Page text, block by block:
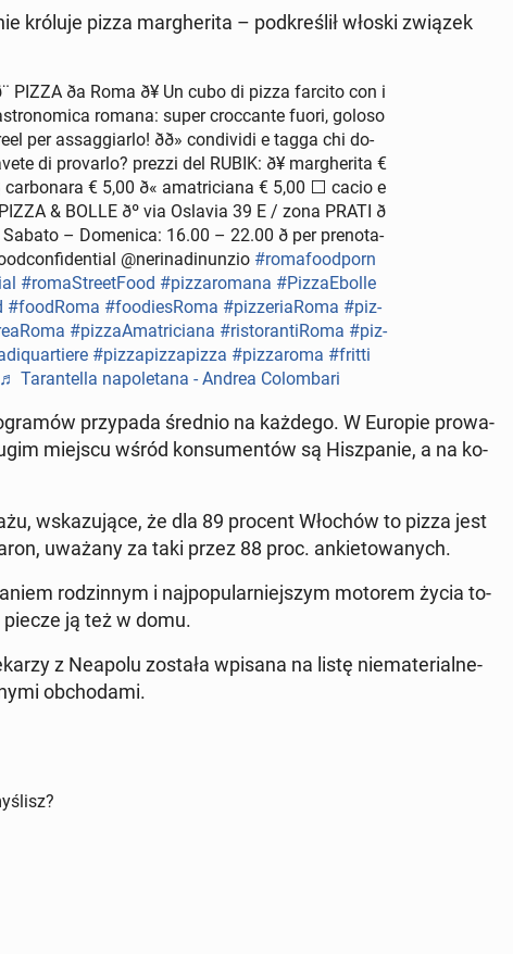
króluje pizza mar­ghe­ri­ta – pod­kre­ślił włoski związek
ð¨ PIZZA ða Roma ð¥ Un cubo di pizza farcito con i
romana: super croc­can­te fuori, goloso
per as­sag­giar­lo! ðð» con­di­vi­di e tagga chi do­
di pro­var­lo? prezzi del RUBIK: ð¥ mar­ghe­ri­ta €
car­bo­na­ra € 5,00 ð« ama­tri­cia­na € 5,00 ⬜️ cacio e
& BOLLE ðº️ via Oslavia 39 E / zona PRATI ð
Sabato – Do­me­ni­ca: 16.00 – 22.00 ð per pre­no­ta­
@ne­ri­na­di­nun­zio #ro­ma­fo­od­porn
#ro­ma­Stre­et­Fo­od #piz­za­ro­ma­na #Piz­za­Ebol­le
#fo­odRo­ma #fo­odie­sRo­ma #piz­ze­ria­Ro­ma #piz­
#piz­za­Ama­tri­cia­na #ri­sto­ran­ti­Ro­ma #piz­
#piz­za­piz­za­piz­za #piz­za­ro­ma #fritti
♬ Ta­ran­tel­la na­po­le­ta­na - Andrea Co­lom­ba­ri
przy­pa­da średnio na każdego. W Europie pro­wa­
miejscu wśród kon­su­men­tów są Hisz­pa­nie, a na ko­
wska­zu­ją­ce, że dla 89 procent Włochów to pizza jest
uważany za taki przez 88 proc. an­kie­to­wa­nych.
ro­dzin­nym i naj­po­pu­lar­niej­szym motorem życia to­
ją też w domu.
z Neapolu została wpisana na listę nie­ma­te­rial­ne­
ob­cho­da­mi.